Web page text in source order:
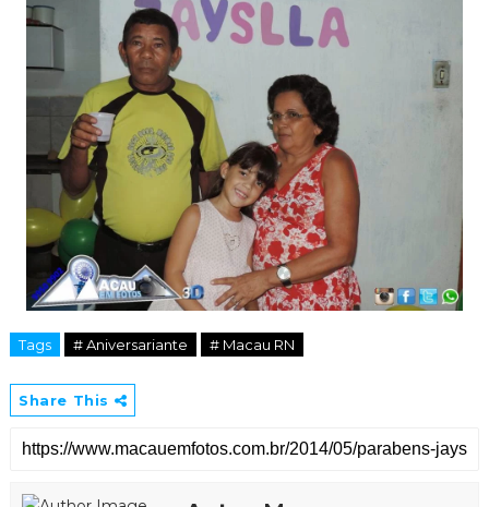
Tags # Aniversariante # Macau RN
Share This